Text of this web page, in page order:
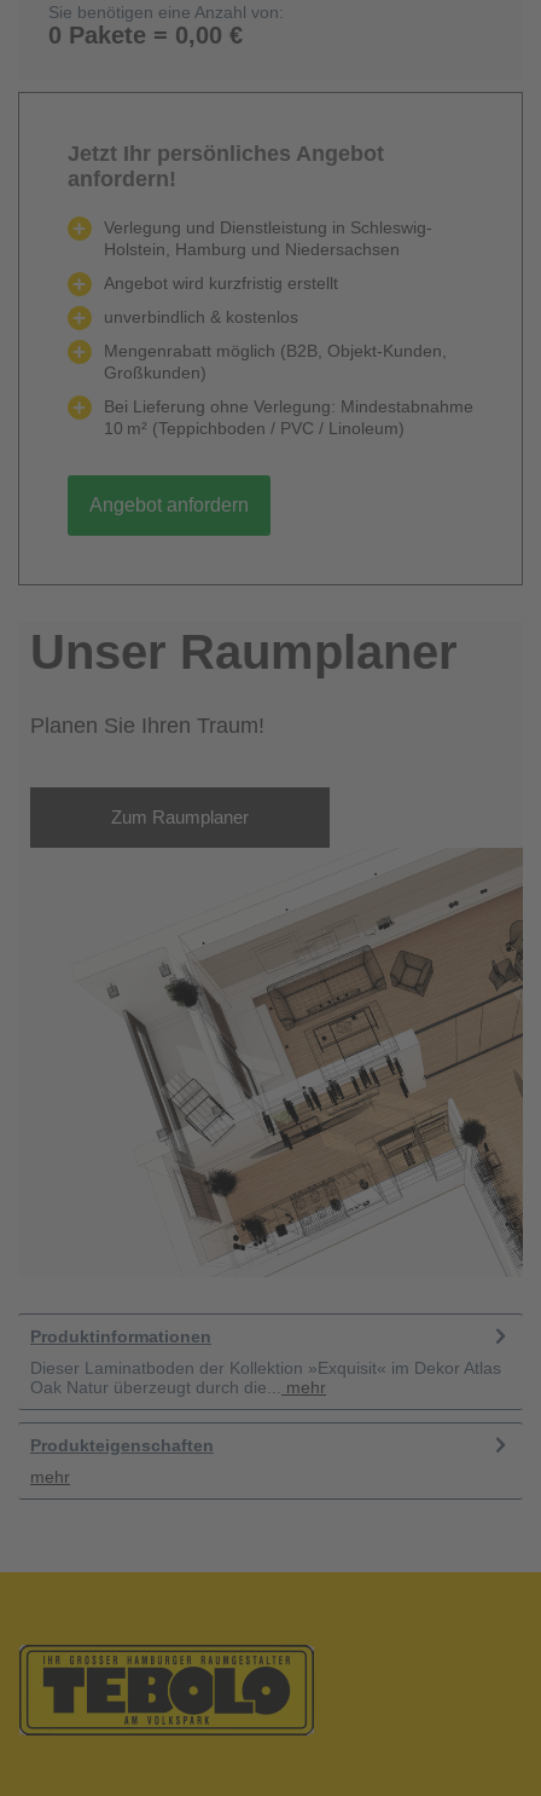
Sie benötigen eine Anzahl von:
0 Pakete = 0,00 €
Jetzt Ihr persönliches Angebot
anfordern!
Verlegung und Dienstleistung in Schleswig-
Holstein, Hamburg und Niedersachsen
Angebot wird kurzfristig erstellt
unverbindlich & kostenlos
Mengenrabatt möglich (B2B, Objekt-Kunden,
Großkunden)
Bei Lieferung ohne Verlegung: Mindestabnahme
10 m² (Teppichboden / PVC / Linoleum)
Angebot anfordern
Unser Raumplaner
Planen Sie Ihren Traum!
Zum Raumplaner
Produktinformationen
Dieser Laminatboden der Kollektion »Exquisit« im Dekor Atlas
Oak Natur überzeugt durch die...
mehr
Produkteigenschaften
mehr